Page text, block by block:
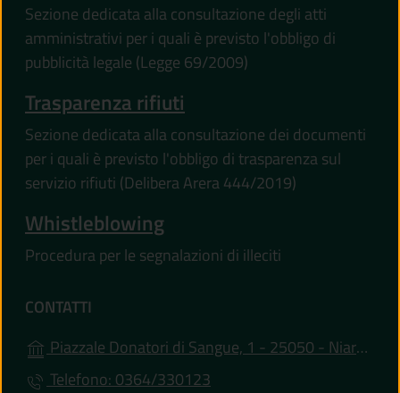
Sezione dedicata alla consultazione degli atti
amministrativi per i quali è previsto l'obbligo di
pubblicità legale (Legge 69/2009)
Trasparenza rifiuti
Sezione dedicata alla consultazione dei documenti
per i quali è previsto l'obbligo di trasparenza sul
servizio rifiuti (Delibera Arera 444/2019)
Whistleblowing
Procedura per le segnalazioni di illeciti
CONTATTI
Piazzale Donatori di Sangue, 1 - 25050 - Niardo (BS)
Telefono: 0364/330123